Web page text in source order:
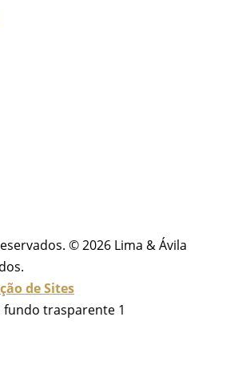
© 2026 Lima & Ávila
de Sites